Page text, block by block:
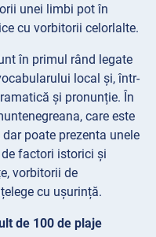
unei limbi pot în
cu vorbitorii celorlalte.
în primul rând legate
local și, într-
și pronunție. În
care este
poate prezenta unele
factori istorici și
vorbitorii de
cu ușurință.
de 100 de plaje